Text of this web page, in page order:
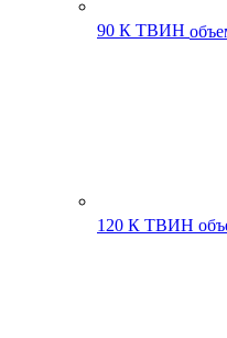
90 К ТВИН
120 К ТВИН